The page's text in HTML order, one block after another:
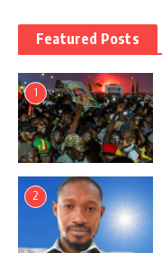
Featured Posts
1
2